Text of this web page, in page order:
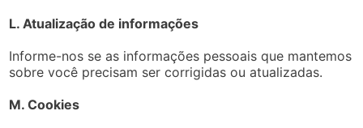
L. Atualização de informações
Informe-nos se as informações pessoais que mantemos
sobre você precisam ser corrigidas ou atualizadas.
M. Cookies